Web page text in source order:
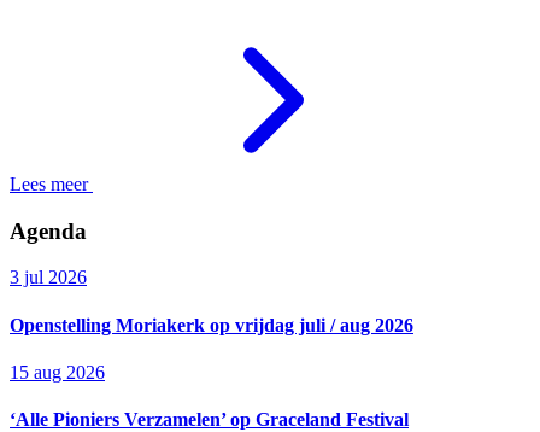
Lees meer
Agenda
3 jul 2026
Openstelling Moriakerk op vrijdag juli / aug 2026
15 aug 2026
‘Alle Pioniers Verzamelen’ op Graceland Festival